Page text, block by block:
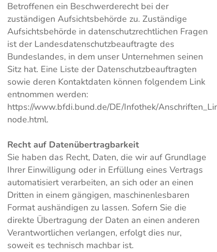
Betroffenen ein Beschwerderecht bei der
zuständigen Aufsichtsbehörde zu. Zuständige
Aufsichtsbehörde in datenschutzrechtlichen Fragen
ist der Landesdatenschutzbeauftragte des
Bundeslandes, in dem unser Unternehmen seinen
Sitz hat. Eine Liste der Datenschutzbeauftragten
sowie deren Kontaktdaten können folgendem Link
entnommen werden:
https://www.bfdi.bund.de/DE/Infothek/
node.html.
Recht auf Datenübertragbarkeit
Sie haben das Recht, Daten, die wir auf Grundlage
Ihrer Einwilligung oder in Erfüllung eines Vertrags
automatisiert verarbeiten, an sich oder an einen
Dritten in einem gängigen, maschinenlesbaren
Format aushändigen zu lassen. Sofern Sie die
direkte Übertragung der Daten an einen anderen
Verantwortlichen verlangen, erfolgt dies nur,
soweit es technisch machbar ist.